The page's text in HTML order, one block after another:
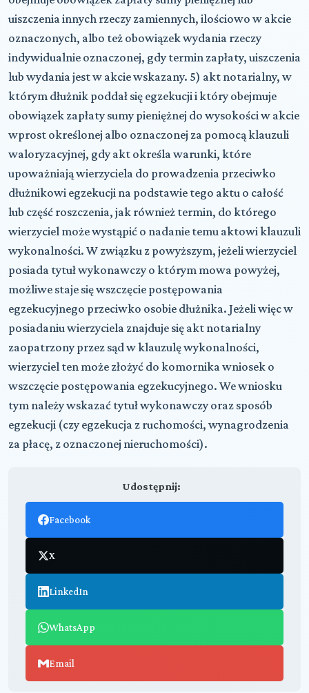
uiszczenia innych rzeczy zamiennych, ilościowo w akcie
oznaczonych, albo też obowiązek wydania rzeczy
indywidualnie oznaczonej, gdy termin zapłaty, uiszczenia
lub wydania jest w akcie wskazany. 5) akt notarialny, w
którym dłużnik poddał się egzekucji i który obejmuje
obowiązek zapłaty sumy pieniężnej do wysokości w akcie
wprost określonej albo oznaczonej za pomocą klauzuli
waloryzacyjnej, gdy akt określa warunki, które
upoważniają wierzyciela do prowadzenia przeciwko
dłużnikowi egzekucji na podstawie tego aktu o całość
lub część roszczenia, jak również termin, do którego
wierzyciel może wystąpić o nadanie temu aktowi klauzuli
wykonalności. W związku z powyższym, jeżeli wierzyciel
posiada tytuł wykonawczy o którym mowa powyżej,
możliwe staje się wszczęcie postępowania
egzekucyjnego przeciwko osobie dłużnika. Jeżeli więc w
posiadaniu wierzyciela znajduje się akt notarialny
zaopatrzony przez sąd w klauzulę wykonalności,
wierzyciel ten może złożyć do komornika wniosek o
wszczęcie postępowania egzekucyjnego. We wniosku
tym należy wskazać tytuł wykonawczy oraz sposób
egzekucji (czy egzekucja z ruchomości, wynagrodzenia
za płacę, z oznaczonej nieruchomości).
Udostępnij:
Facebook
X
LinkedIn
WhatsApp
Email